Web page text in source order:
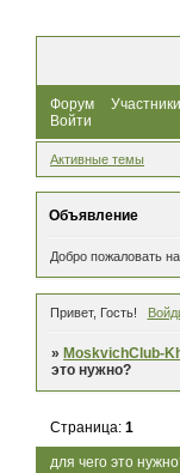
Форум Участники
Войти
Активные темы
Объявление
Добро пожаловать
Привет, Гость!
» MoskvichClub-
это нужно?
для чего это
Страница:1